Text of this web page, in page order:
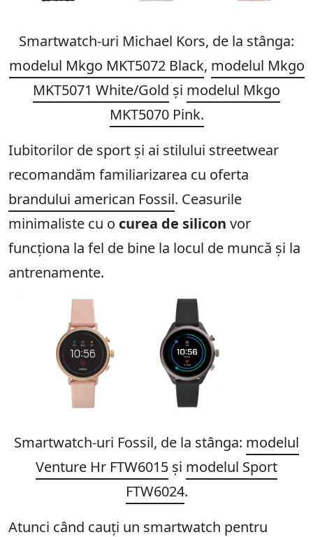
Smartwatch-uri Michael Kors, de la stânga:
modelul Mkgo MKT5072 Black, modelul Mkgo
MKT5071 White/Gold și modelul Mkgo
MKT5070 Pink.
Iubitorilor de sport și ai stilului streetwear
recomandăm familiarizarea cu oferta
brandului american Fossil. Ceasurile
minimaliste cu o curea de silicon vor
funcționa la fel de bine la locul de muncă și la
antrenamente.
Smartwatch-uri Fossil, de la stânga: modelul
Venture Hr FTW6015 și modelul Sport
FTW6024.
Atunci când cauți un smartwatch pentru